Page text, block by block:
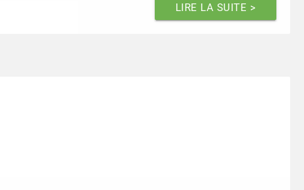
LIRE LA SUITE >